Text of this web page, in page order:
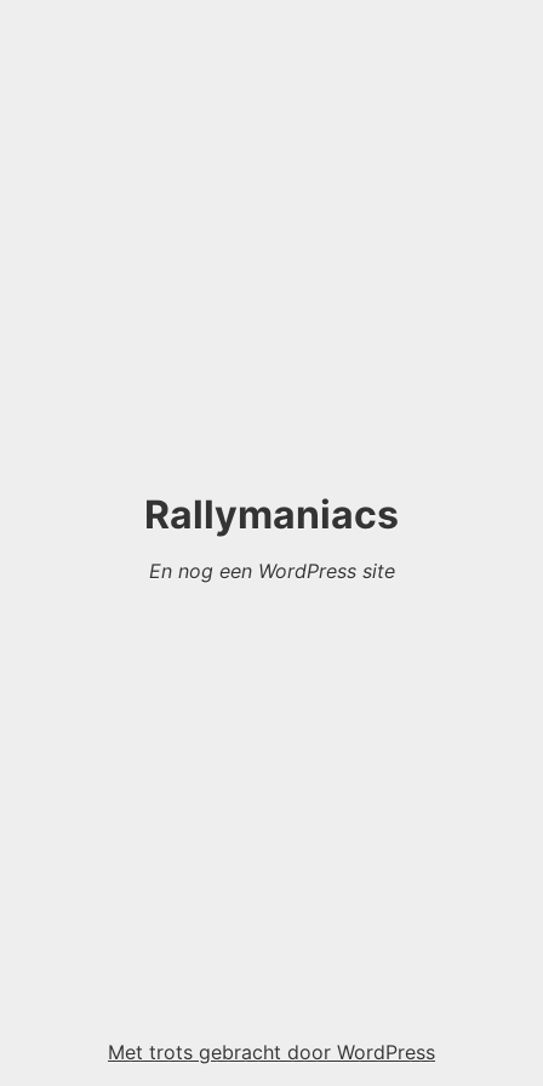
Rallymaniacs
En nog een WordPress site
Met trots gebracht door WordPress